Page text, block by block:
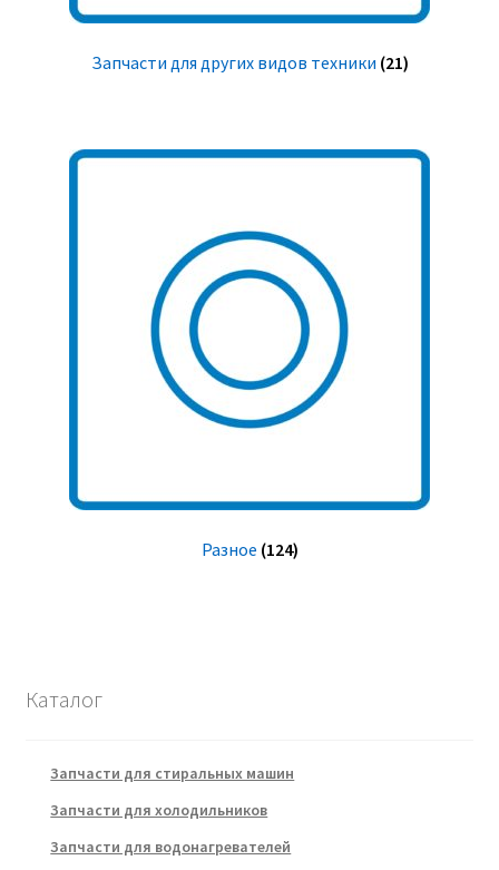
Запчасти для других видов техники (21)
Разное (124)
Каталог
Запчасти для стиральных машин
Запчасти для холодильников
Запчасти для водонагревателей